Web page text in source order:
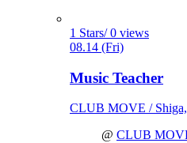
1 Stars/ 0 views
08.14 (Fri)
Music Teacher
CLUB MOVE / Shiga,
@ CLUB